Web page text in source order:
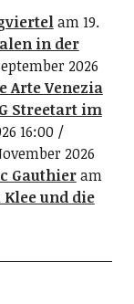
am 19.
in der
2026
Arte Venezia
Streetart im
16:00
2026
Gauthieram
Klee und die